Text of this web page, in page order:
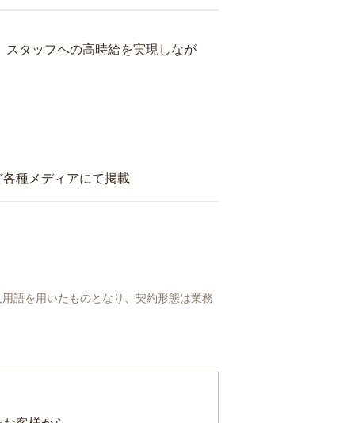
タッフへの高時給を実現しなが
種メディアにて掲載
語を用いたものとなり、契約形態は業務